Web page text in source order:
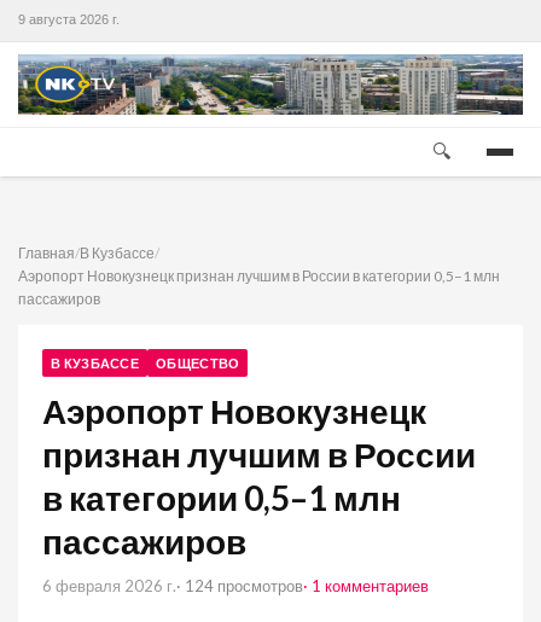
9 августа 2026 г.
🔍
Главная/В Кузбассе/
Аэропорт Новокузнецк признан лучшим в России в категории 0,5–1 млн
пассажиров
В КУЗБАССЕ ОБЩЕСТВО
Аэропорт Новокузнецк
признан лучшим в России
в категории 0,5–1 млн
пассажиров
6 февраля 2026 г.· 124 просмотров· 1 комментариев